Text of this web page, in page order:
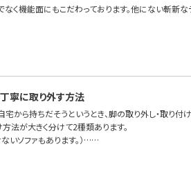
く機能面にもこだわっております。他にない斬新な
丁寧に取り外す方法
宅から持ちだそうというとき、脚の取り外し・取り
法が大きく分けて2種類あります。
いソファもあります。）……